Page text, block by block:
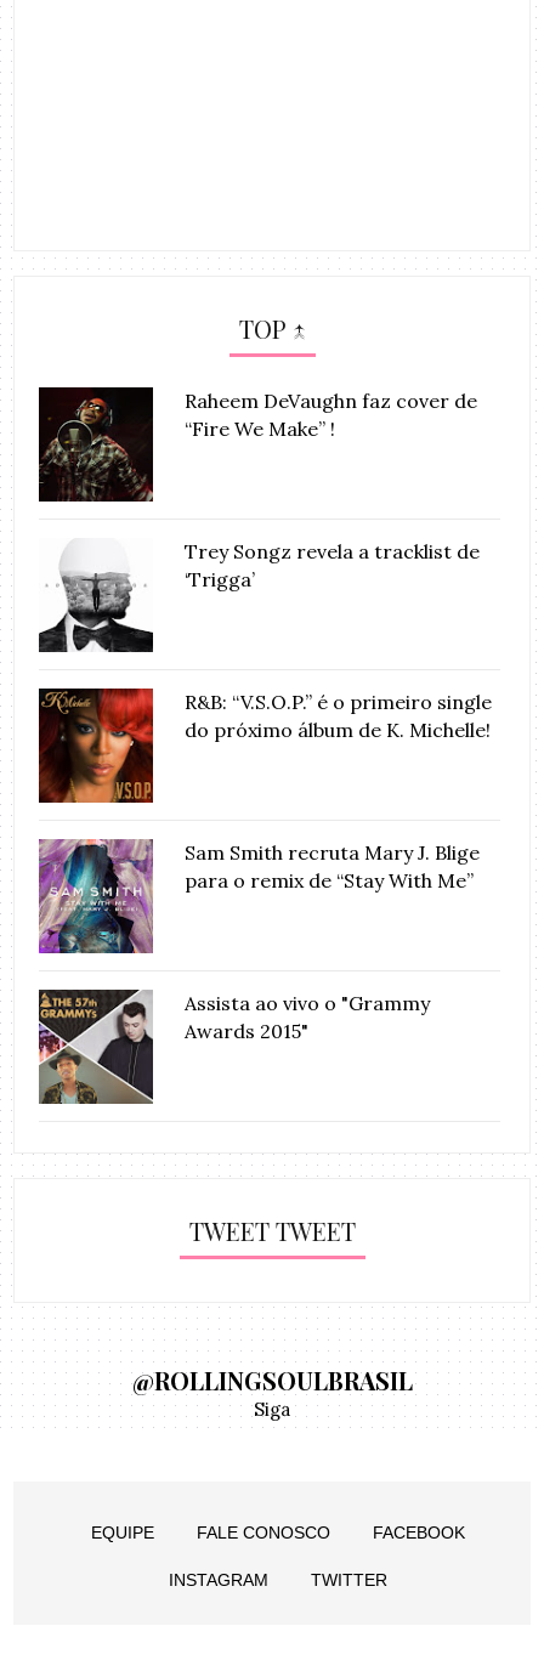
TOP ↑
Raheem DeVaughn faz cover de
“Fire We Make” !
Trey Songz revela a tracklist de
‘Trigga’
R&B: “V.S.O.P.” é o primeiro single
do próximo álbum de K. Michelle!
Sam Smith recruta Mary J. Blige
para o remix de “Stay With Me”
Assista ao vivo o "Grammy
Awards 2015"
TWEET TWEET
@ROLLINGSOULBRASIL
Siga
EQUIPE FALE CONOSCO FACEBOOK
INSTAGRAM TWITTER